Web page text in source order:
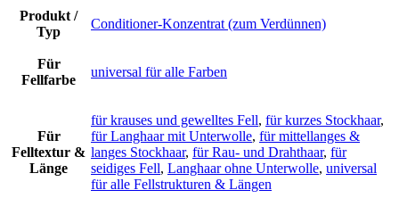
Produkt /
Typ
Conditioner-Konzentrat (zum Verdünnen)
Für
Fellfarbe
universal für alle Farben
Für
Felltextur &
Länge
für krauses und gewelltes Fell, für kurzes Stockhaar,
für Langhaar mit Unterwolle, für mittellanges &
langes Stockhaar, für Rau- und Drahthaar, für
seidiges Fell, Langhaar ohne Unterwolle, universal
für alle Fellstrukturen & Längen